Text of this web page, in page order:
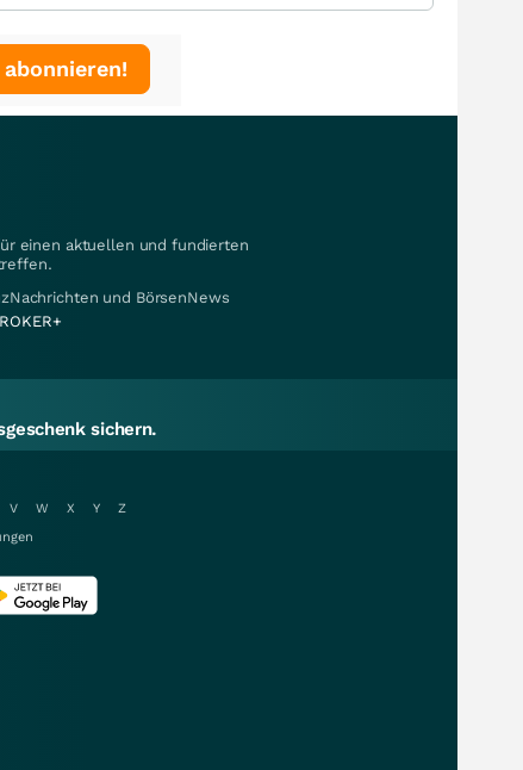
einen aktuellen und fundierten
und BörsenNews
sichern.
V W X Y
Z